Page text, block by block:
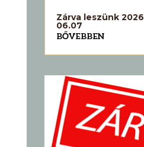
Zárva leszünk
06.07
BŐVEBBEN